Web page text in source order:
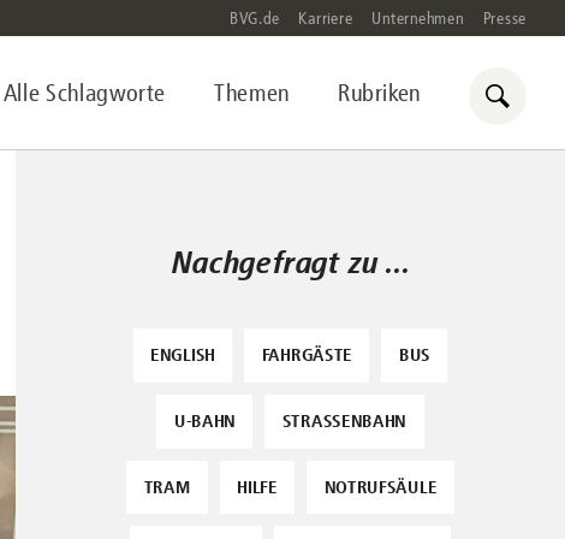
BVG.de Karriere Unternehmen Presse
Alle Schlagworte Themen Rubriken
Nachgefragt zu ...
ENGLISH FAHRGÄSTE BUS
U-BAHN STRASSENBAHN
TRAM HILFE NOTRUFSÄULE